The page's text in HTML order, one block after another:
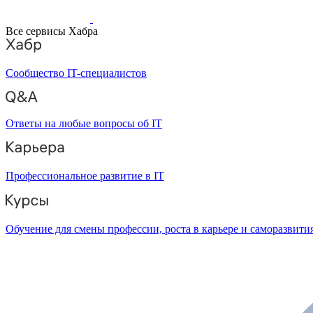
Все сервисы Хабра
Сообщество IT-специалистов
Ответы на любые вопросы об IT
Профессиональное развитие в IT
Обучение для смены профессии, роста в карьере и